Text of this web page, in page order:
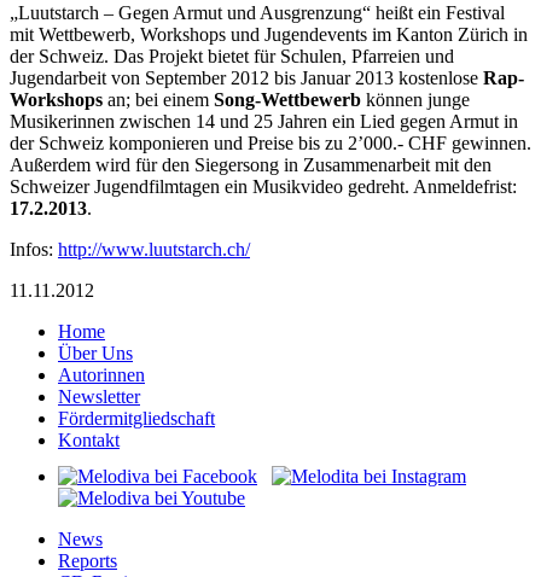
„Luutstarch – Gegen Armut und Ausgrenzung“ heißt ein Festival
mit Wettbewerb, Workshops und Jugendevents im Kanton Zürich in
der Schweiz. Das Projekt bietet für Schulen, Pfarreien und
Jugendarbeit von September 2012 bis Januar 2013 kostenlose Rap-
Workshops an; bei einem Song-Wettbewerb können junge
Musikerinnen zwischen 14 und 25 Jahren ein Lied gegen Armut in
der Schweiz komponieren und Preise bis zu 2’000.- CHF gewinnen.
Außerdem wird für den Siegersong in Zusammenarbeit mit den
Schweizer Jugendfilmtagen ein Musikvideo gedreht. Anmeldefrist:
17.2.2013.
Infos: http://www.luutstarch.ch/
11.11.2012
Home
Über Uns
Autorinnen
Newsletter
Fördermitgliedschaft
Kontakt
News
Reports